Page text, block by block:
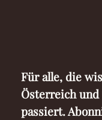
Für alle, die
Österreich
passiert.